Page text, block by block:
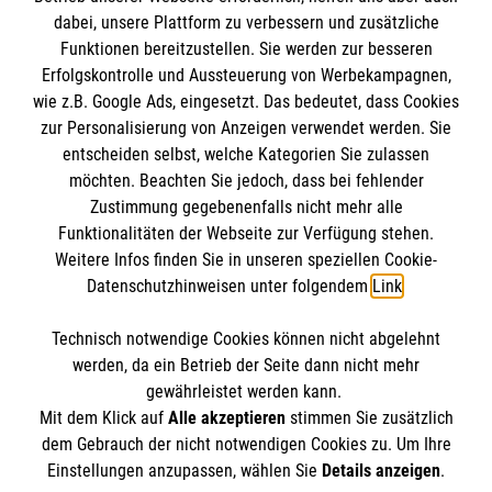
BIC: GENODED 1PA7
Newsletter abonnieren
Cookies verwalten|AGB|Impressum|Datenschutz
Barrierefreiheit |Kontakt| Sharepoint|Mediathek
dabei, unsere Plattform zu verbessern und zusätzliche
Funktionen bereitzustellen. Sie werden zur besseren
Erfolgskontrolle und Aussteuerung von Werbekampagnen,
wie z.B. Google Ads, eingesetzt. Das bedeutet, dass Cookies
zur Personalisierung von Anzeigen verwendet werden. Sie
entscheiden selbst, welche Kategorien Sie zulassen
möchten. Beachten Sie jedoch, dass bei fehlender
Zustimmung gegebenenfalls nicht mehr alle
Funktionalitäten der Webseite zur Verfügung stehen.
Weitere Infos finden Sie in unseren speziellen Cookie-
Datenschutzhinweisen unter folgendem Link.
Technisch notwendige Cookies können nicht abgelehnt
werden, da ein Betrieb der Seite dann nicht mehr
gewährleistet werden kann.
Mit dem Klick auf Alle akzeptierenstimmen Sie zusätzlich
dem Gebrauch der nicht notwendigen Cookies zu. Um Ihre
Einstellungen anzupassen, wählen Sie Details anzeigen.